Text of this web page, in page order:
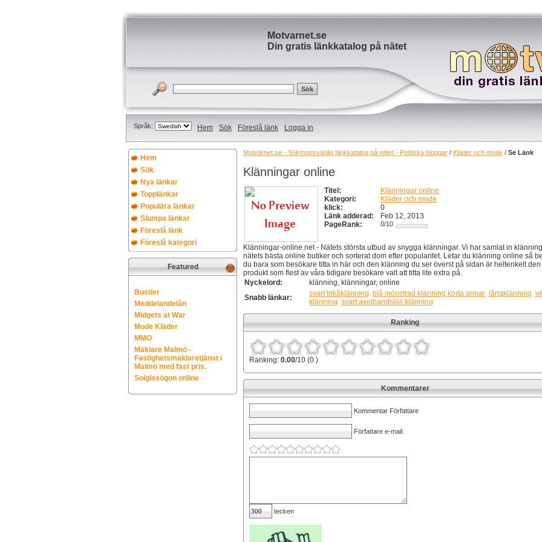
Motvarnet.se
Din gratis länkkatalog på nätet
Språk: Hem Sök Föreslå länk Logga in
Hem
Sök
Nya länkar
Topplänkar
Populära länkar
Slumpa länkar
Föreslå länk
Föreslå kategori
Featured
Bustier
Meddelandelån
Midgets at War
Mode Kläder
MMO
Mäklare Malmö -
Fastighetsmäklaretjänst i
Malmö med fast pris.
Solglasögon online
Motvärnet.se - Sökmotorvänlig länkkatalog på nätet - Politiska bloggar / Kläder och mode / Se Länk
Klänningar online
Titel:
Klänningar online
Kategori:
Kläder och mode
klick:
0
Länk adderad:
Feb 12, 2013
PageRank:
0/10
Klänningar-online.net - Nätets största utbud av snygga klänningar. Vi har samlat in
nätets bästa online butiker och sorterat dom efter popularitet. Letar du klänning online så
du bara som besökare titta in här och den klänning du ser överst på sidan är heltenkelt den
produkt som flest av våra tidigare besökare valt att titta lite extra på.
Nyckelord:
klänning, klänningar, online
Snabb länkar:
svart trikåklänning blå mönstrad klänning korta armar långklänning vit
klänning svart axelbandslös klänning
Ranking
Ranking: 0.00/10 (0 )
Kommentarer
Kommentar Författare
Författare e-mail.
tecken